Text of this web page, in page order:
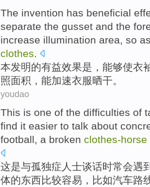
The invention has beneficial
separate the gusset and the
increase illumination area, so
clothes.
本发明的有益效果是， 能够使衣
照面积 ， 能加速衣服晒干。
youdao
This is one of the difficulties of
find it easier to talk about
football , a broken clothes-horse
这是与孤独症 人士谈话时常会遇
体的东西比较容易，比如汽车路